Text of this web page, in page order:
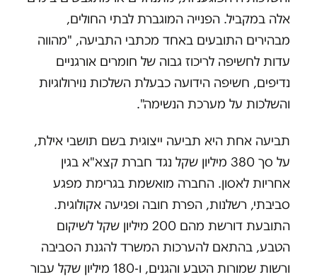
אלה במקביל. הפנייה המוגברת לבתי החולים,
מבהירים התובעים באחד מכתבי התביעה, "מהווה
עדות לחשיפה לריכוז גבוה של חומרים אורגניים
נדיפים, חשיפה הידועה כבעלת השלכות נוירולוגיות
והשלכות על מערכת הנשימה".
תביעה אחת היא תביעה ייצוגית בשם תושבי אילת,
על סך 380 מיליון שקל נגד חברת קצא"א בגין
אחריות לאסון. החברה מואשמת בגרימת מפגע
סביבתי, רשלנות, הפרת חובה ופגיעה אקולוגית.
התובעת דורשת מהם 200 מיליון שקל לשיקום
הטבע, בהתאם להערכות המשרד להגנת הסביבה
ורשות שמורות הטבע והגנים, ו-180 מיליון שקל עבור